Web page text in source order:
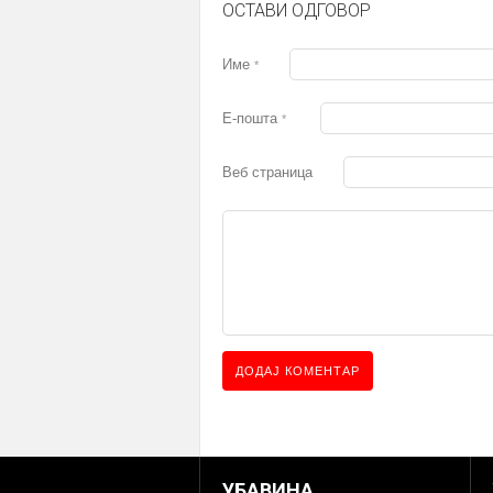
ОСТАВИ ОДГОВОР
Име *
Е-пошта *
Веб страница